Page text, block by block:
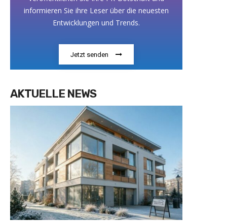
informieren Sie ihre Leser über die neuesten
Entwicklungen und Trends.
Jetzt senden
AKTUELLE NEWS